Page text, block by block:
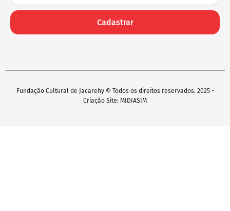
Cadastrar
Fundação Cultural de Jacarehy © Todos os direitos reservados. 2025 -
Criação Site: MIDIASIM